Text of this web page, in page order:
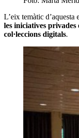
L’eix temàtic d’aquesta
les iniciatives privades
col·leccions digitals.